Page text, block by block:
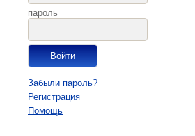
пароль
Забыли пароль?
Регистрация
Помощь